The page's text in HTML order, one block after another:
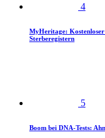
4
MyHeritage:
Sterberegistern
5
Boom bei DNA-Tests: